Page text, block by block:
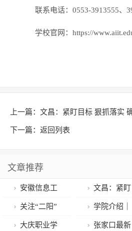
联系电话：0553-3913555、
学校官网：https://
上一篇： 文昌：紧盯目标 狠抓落实
下一篇： 返回列表
文章推荐
安徽信息工
程学院2023年
招生章程
文昌：紧盯
目标 狠抓落实
确保实现今年
关注“二阳”
患者增加，这
学院介绍｜
医学技术学院
大庆职业学 张家口最新